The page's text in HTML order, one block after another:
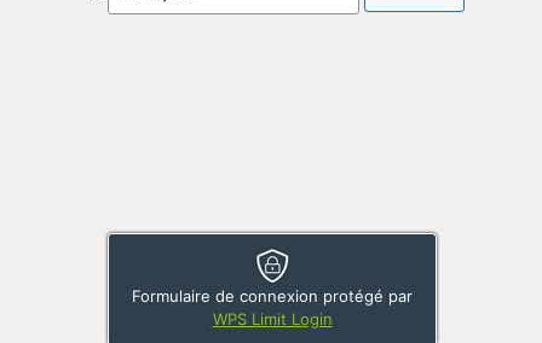
Formulaire de connexion protégé par
WPS Limit Login